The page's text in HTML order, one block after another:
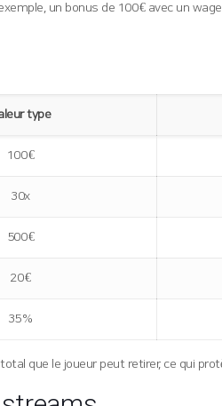
un bonus de 100 € avec un
type
100 €
30x
500 €
20 €
35 %
que le joueur peut retirer, ce qui